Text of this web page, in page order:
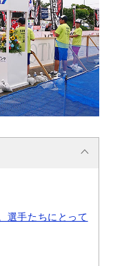
選手たちにとって